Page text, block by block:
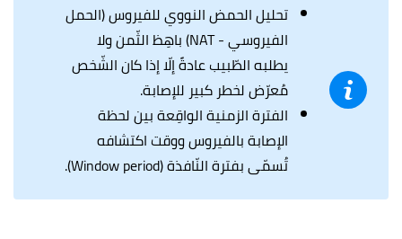
تحليل الحمض النووي للفيروس (الحمل
الفيروسي - NAT) باهِظ الثّمن ولا
يطلبه الطّبيب عادةً إلّا إذا كان الشّخص
مُعرّض لخطر كبير للإصابة.
الفترة الزمنية الواقِعة بين لحظة
الإصابة بالفيروس ووقت اكتشافه
تُسمّى بفترة النّافذة (Window period).